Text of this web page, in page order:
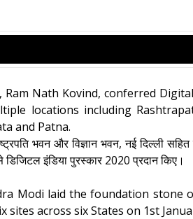
Nath Kovind, conferred
locations including
and Patna.
भवन और विज्ञान भवन, नई दिल्ली
डिजिटल इंडिया पुरस्कार 2020 प्रदान किए।
Modi laid the foundation stone
sites across six States on 1st